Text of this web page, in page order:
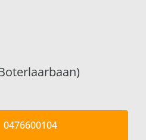
0476600104